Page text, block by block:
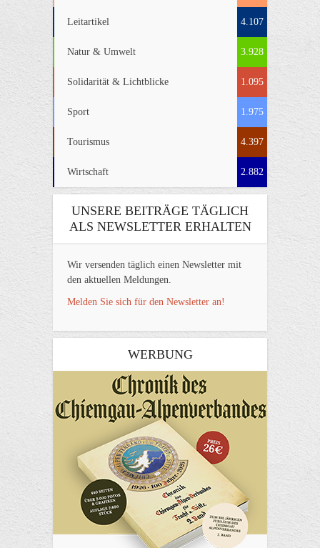
Leitartikel 4.107
Natur & Umwelt 3.928
Solidarität & Lichtblicke 1.095
Sport 1.975
Tourismus 4.397
Wirtschaft 2.882
UNSERE BEITRÄGE TÄGLICH
ALS NEWSLETTER ERHALTEN
Wir versenden täglich einen Newsletter mit
den aktuellen Meldungen.
Melden Sie sich für den Newsletter an!
WERBUNG